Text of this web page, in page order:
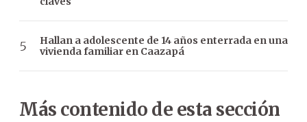
Hallan a adolescente de 14 años enterrada en una
vivienda familiar en Caazapá
Más contenido de esta sección